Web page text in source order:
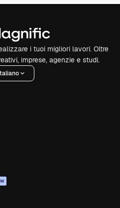
i tuoi migliori lavori. Oltre
imprese, agenzie e studi.